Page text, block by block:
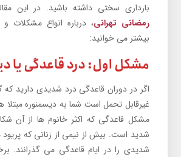
بارداری سختی داشته باشید. در این
رمضانی تهرانی، درباره انواع مشکلات و
بیشتر می خوانید:
مشکل اول: درد قاعدگی یا
اگر در دوران قاعدگی درد شدیدی دارید که
غیرقابل تحمل است شما به دیسمنوره
مشکل قاعدگی که اکثر خانوم ها از آن
شدید است. بیش از نیمی از زنانی که
شدیدی را در ایام قاعدگی می گذرانند.